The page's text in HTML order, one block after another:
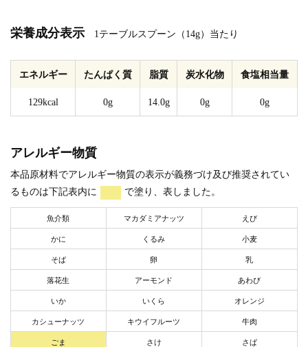
栄養成分表示 1テーブルスプーン（14g）当たり
エネルギー たんぱく質 脂質 炭水化物 食塩相当量
129kcal 0g 14.0g 0g 0g
アレルギー物質
本品原材料でアレルギー物質の表示が義務づけ及び推奨されてい
るものは下記表内に
で塗り、表しました。
魚介類 マカダミアナッツ えび
かに くるみ 小麦
そば 卵 乳
落花生 アーモンド あわび
いか いくら オレンジ
カシューナッツ キウイフルーツ 牛肉
ごま さけ さば